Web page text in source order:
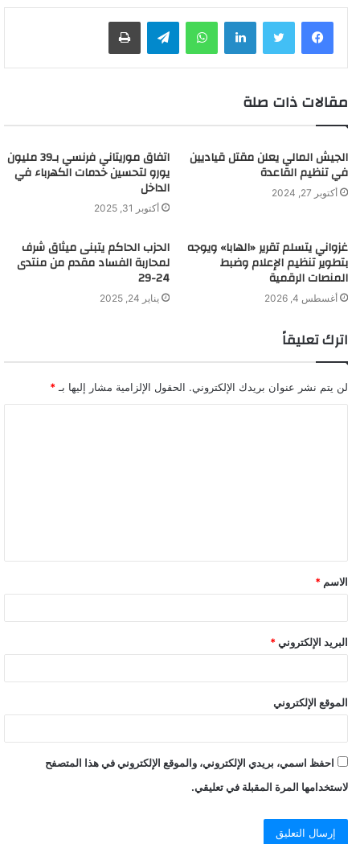
لينكدإن واتساب
مقالات ذات صلة
الجيش المالي يعلن مقتل قياديين
في تنظيم القاعدة
أكتوبر 27, 2024
اتفاق موريتاني فرنسي بـ39 مليون
يورو لتحسين خدمات الكهرباء في
الداخل
أكتوبر 31, 2025
غزواني يتسلم تقرير «الهابا» ويوجه
بتطوير تنظيم الإعلام وضبط
المنصات الرقمية
أغسطس 4, 2026
الحزب الحاكم يتبنى ميثاق شرف
لمحاربة الفساد مقدم من منتدى
24-29
يناير 24, 2025
اترك تعليقاً
لن يتم نشر عنوان بريدك الإلكتروني. الحقول الإلزامية مشار إليها بـ *
ق
*
الاسم *
البريد الإلكتروني *
الموقع الإلكتروني
احفظ اسمي، بريدي الإلكتروني، والموقع الإلكتروني في هذا المتصفح
لاستخدامها المرة المقبلة في تعليقي.